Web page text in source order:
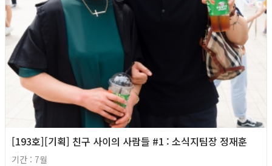
[193호][기획] 친구 사이의 사람들 #1 : 소식지팀장 정재훈
기간 : 7월